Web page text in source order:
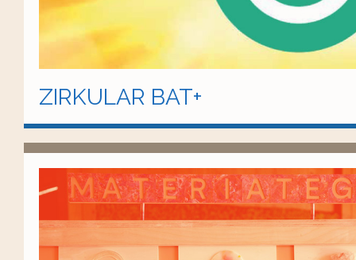
ZIRKULAR BAT+